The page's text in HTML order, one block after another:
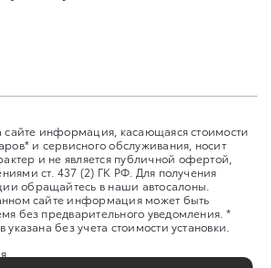
сайте информация, касающаяся стоимости
и сервисного обслуживания, носит
и не является публичной офертой,
ст. 437 (2) ГК РФ. Для получения
обращайтесь в наши автосалоны.
сайте информация может быть
без предварительного уведомления. *
указана без учета стоимости установки.